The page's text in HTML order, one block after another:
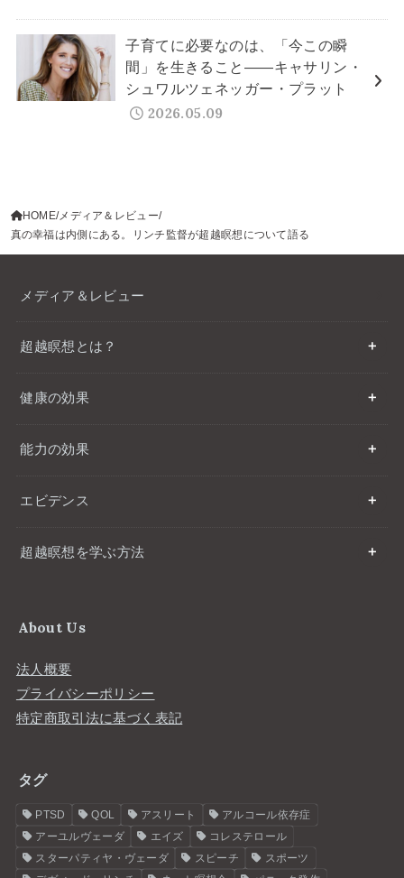
子育てに必要なのは、「今この瞬
間」を生きること——キャサリン・
シュワルツェネッガー・プラット
2026.05.09
HOME メディア＆レビュー
真の幸福は内側にある。リンチ監督が超越瞑想について語る
メディア＆レビュー
超越瞑想とは？
健康の効果
能力の効果
エビデンス
超越瞑想を学ぶ方法
About Us
法人概要
プライバシーポリシー
特定商取引法に基づく表記
タグ
PTSD QOL アスリート
アルコール依存症
アーユルヴェーダ
エイズ
コレステロール
スターパティヤ・ヴェーダ
スピーチ
スポーツ